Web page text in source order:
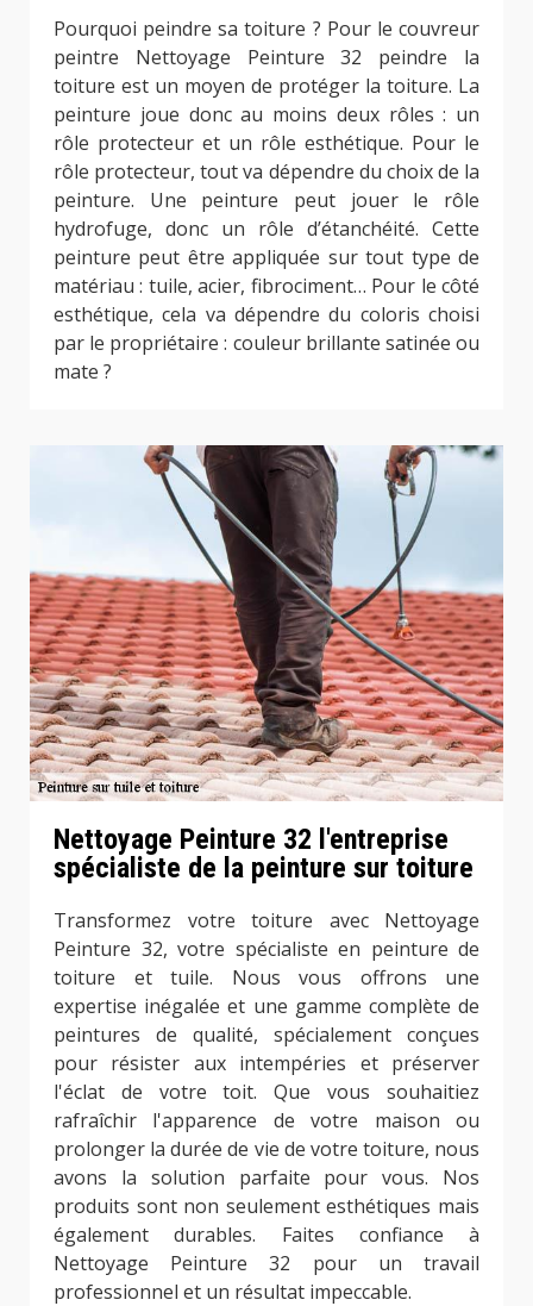
Pourquoi peindre sa toiture ? Pour le couvreur
peintre Nettoyage Peinture 32 peindre la
toiture est un moyen de protéger la toiture. La
peinture joue donc au moins deux rôles : un
rôle protecteur et un rôle esthétique. Pour le
rôle protecteur, tout va dépendre du choix de la
peinture. Une peinture peut jouer le rôle
hydrofuge, donc un rôle d’étanchéité. Cette
peinture peut être appliquée sur tout type de
matériau : tuile, acier, fibrociment… Pour le côté
esthétique, cela va dépendre du coloris choisi
par le propriétaire : couleur brillante satinée ou
mate ?
Nettoyage Peinture 32 l'entreprise
spécialiste de la peinture sur toiture
Transformez votre toiture avec Nettoyage
Peinture 32, votre spécialiste en peinture de
toiture et tuile. Nous vous offrons une
expertise inégalée et une gamme complète de
peintures de qualité, spécialement conçues
pour résister aux intempéries et préserver
l'éclat de votre toit. Que vous souhaitiez
rafraîchir l'apparence de votre maison ou
prolonger la durée de vie de votre toiture, nous
avons la solution parfaite pour vous. Nos
produits sont non seulement esthétiques mais
également durables. Faites confiance à
Nettoyage Peinture 32 pour un travail
professionnel et un résultat impeccable.